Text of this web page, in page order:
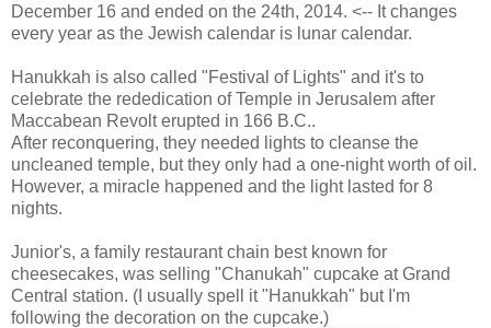
December 16 and ended on the 24th, 2014. <-- It changes
every year as the Jewish calendar is lunar calendar.
Hanukkah is also called "Festival of Lights" and it's to
celebrate the rededication of Temple in Jerusalem after
Maccabean Revolt erupted in 166 B.C..
After reconquering, they needed lights to cleanse the
uncleaned temple, but they only had a one-night worth of oil.
However, a miracle happened and the light lasted for 8
nights.
Junior's, a family restaurant chain best known for
cheesecakes, was selling "Chanukah" cupcake at Grand
Central station. (I usually spell it "Hanukkah" but I'm
following the decoration on the cupcake.)